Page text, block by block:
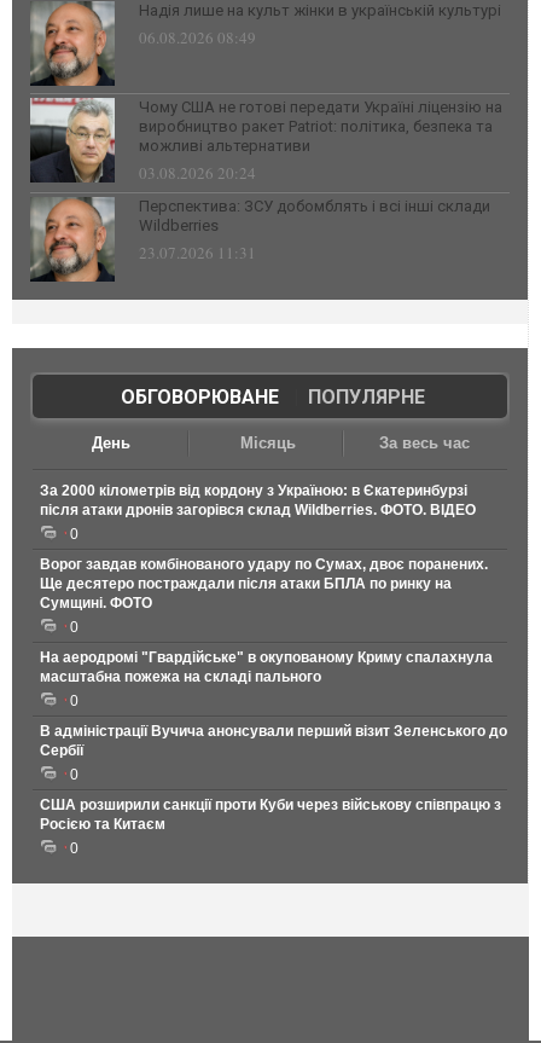
Надія лише на культ жінки в українській культурі
06.08.2026 08:49
Чому США не готові передати Україні ліцензію на
виробництво ракет Patriot: політика, безпека та
можливі альтернативи
03.08.2026 20:24
Перспектива: ЗСУ добомблять і всі інші склади
Wildberries
23.07.2026 11:31
ОБГОВОРЮВАНЕ| ПОПУЛЯРНЕ
День Місяць За весь час
За 2000 кілометрів від кордону з Україною: в Єкатеринбурзі
після атаки дронів загорівся склад Wildberries. ФОТО. ВІДЕО
0
Ворог завдав комбінованого удару по Сумах, двоє поранених.
Ще десятеро постраждали після атаки БПЛА по ринку на
Сумщині. ФОТО
0
На аеродромі "Гвардійське" в окупованому Криму спалахнула
масштабна пожежа на складі пального
0
В адміністрації Вучича анонсували перший візит Зеленського до
Сербії
0
США розширили санкції проти Куби через військову співпрацю з
Росією та Китаєм
0